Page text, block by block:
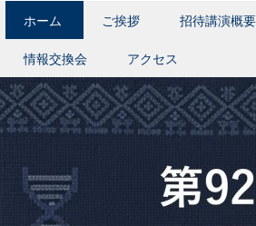
Menu
ホーム ご挨拶 招待講演概要
情報交換会 アクセス